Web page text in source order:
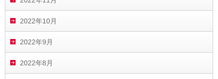
2022年10月
2022年9月
2022年8月